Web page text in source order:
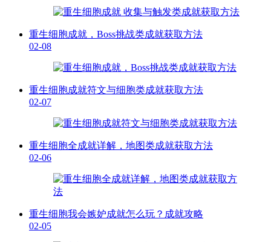
重生细胞成就，Boss挑战类成就获取方法
02-08
重生细胞成就符文与细胞类成就获取方法
02-07
重生细胞全成就详解，地图类成就获取方法
02-06
重生细胞我会嫉妒成就怎么玩？成就攻略
02-05